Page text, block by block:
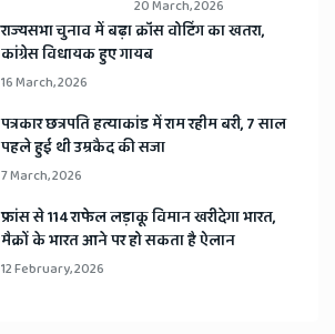
20 March, 2026
​राज्यसभा चुनाव में बढ़ा क्रॉस वोटिंग का खतरा,
कांग्रेस विधायक हुए गायब
16 March, 2026
​पत्रकार छत्रपति हत्याकांड में राम रहीम बरी, 7 साल
पहले हुई थी उम्रकैद की सजा
7 March, 2026
​फ्रांस से 114 राफेल लड़ाकू विमान खरीदेगा भारत,
मैक्रों के भारत आने पर हो सकता है ऐलान
12 February, 2026